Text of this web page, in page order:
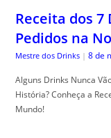
Receita dos 7
Pedidos na
Mestre dos Drinks | 8 de
Alguns Drinks Nunca
História? Conheça a
Mundo!